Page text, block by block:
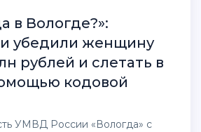
убедили женщину
рублей и слетать в
кодовой